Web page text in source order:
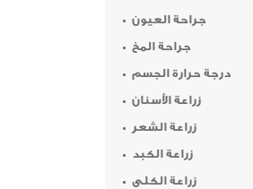
جراحة العيون
جراحة المخ
درجة حرارة الجسم
زراعة الأسنان
زراعة الشعر
زراعة الكبد
زراعة الكلى